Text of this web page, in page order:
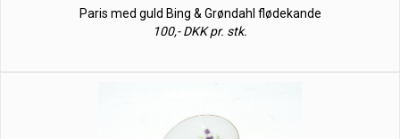
Paris med guld Bing & Grøndahl flødekande
100,- DKK pr. stk.